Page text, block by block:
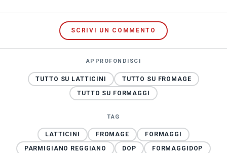
SCRIVI UN COMMENTO
APPROFONDISCI
TUTTO SU LATTICINI
TUTTO SU FROMAGE
TUTTO SU FORMAGGI
TAG
LATTICINI FROMAGE
FORMAGGI
PARMIGIANO REGGIANO
DOP FORMAGGIDOP